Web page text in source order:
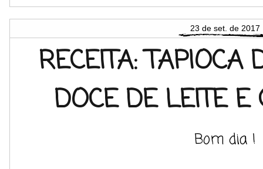
23 de set. de 2017
RECEITA: TAPIOCA
DOCE DE LEITE E
Bom dia !